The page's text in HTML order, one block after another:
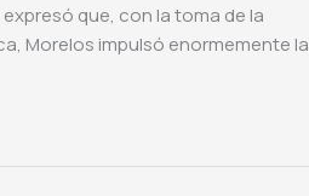
que, con la toma de la
Morelos impulsó enormemente la